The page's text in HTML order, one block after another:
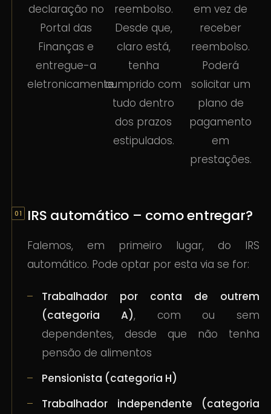
declaração no
Portal das
Finanças e
entregue-a
eletronicamente.
reembolso.
Desde que,
claro está,
tenha
cumprido com
tudo dentro
dos prazos
estipulados.
em vez de
receber
reembolso.
Poderá
solicitar um
plano de
pagamento
em
prestações.
IRS automático – como entregar?
Falemos, em primeiro lugar, do IRS
automático. Pode optar por esta via se for:
Trabalhador por conta de outrem
(categoria A), com ou sem
dependentes, desde que não tenha
pensão de alimentos
Pensionista (categoria H)
Trabalhador independente (categoria